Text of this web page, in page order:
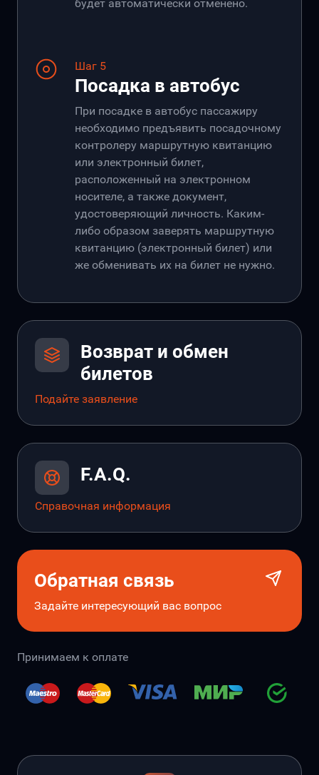
будет автоматически отменено.
Шаг 5
Посадка в автобус
При посадке в автобус пассажиру
необходимо предъявить посадочному
контролеру маршрутную квитанцию
или электронный билет,
расположенный на электронном
носителе, а также документ,
удостоверяющий личность. Каким-
либо образом заверять маршрутную
квитанцию (электронный билет) или
же обменивать их на билет не нужно.
Возврат и обмен
билетов
Подайте заявление
F.A.Q.
Справочная информация
Обратная связь
Задайте интересующий вас вопрос
Принимаем к оплате